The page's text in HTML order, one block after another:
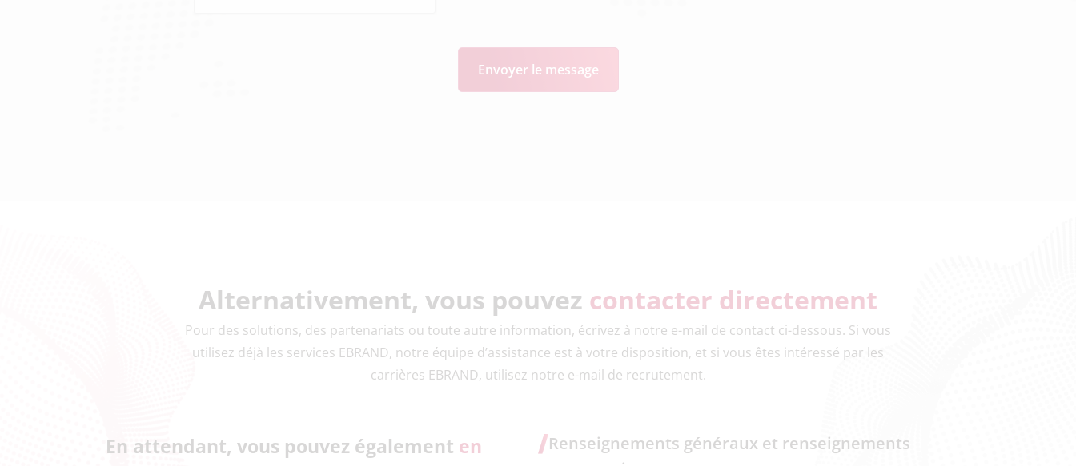
Envoyer le message
Alternativement, vous pouvez contacter directement
Pour des solutions, des partenariats ou toute autre information, écrivez à notre e-mail de contact ci-dessous. Si vous
utilisez déjà les services EBRAND, notre équipe d’assistance est à votre disposition, et si vous êtes intéressé par les
carrières EBRAND, utilisez notre e-mail de recrutement.
En attendant, vous pouvez également en
Renseignements généraux et renseignements